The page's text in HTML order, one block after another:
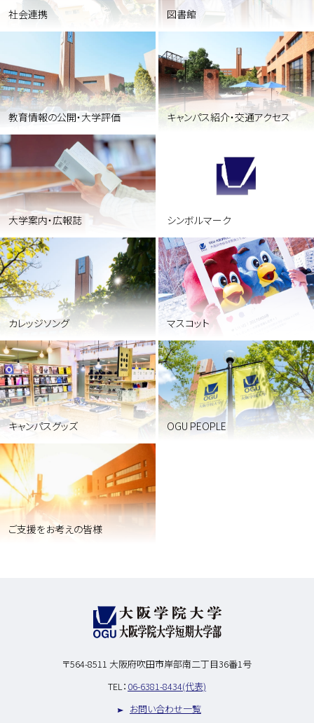
社会連携 図書館
教育情報の公開・大学評価 キャンパス紹介・交通アクセス
大学案内・広報誌 シンボルマーク
カレッジソング マスコット
キャンパスグッズ OGU PEOPLE
ご支援をお考えの皆様
〒564-8511 大阪府吹田市岸部南二丁目36番1号
TEL： 06-6381-8434(代表)
お問い合わせ一覧